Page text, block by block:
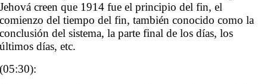
Jehová creen que 1914 fue el principio del fin, el
comienzo del tiempo del fin, también conocido como la
conclusión del sistema, la parte final de los días, los
últimos días, etc.
(05:30):